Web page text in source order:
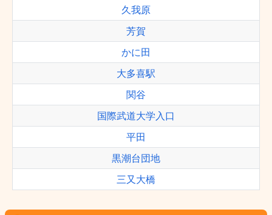
久我原
芳賀
かに田
大多喜駅
関谷
国際武道大学入口
平田
黒潮台団地
三又大橋